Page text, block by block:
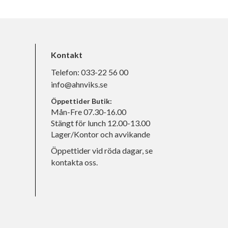
Kontakt
Telefon: 033-22 56 00
info@ahnviks.se
Öppettider Butik:
Mån-Fre 07.30-16.00
Stängt för lunch 12.00-13.00
Lager/Kontor och avvikande
Öppettider vid röda dagar, se
kontakta oss.